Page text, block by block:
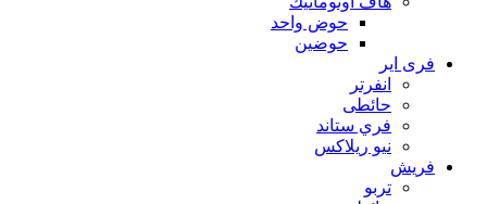
حوض واحد
حوضين
فرى اير
انفرتر
حائطى
فري ستاند
نيو ريلاكس
فريش
تربو